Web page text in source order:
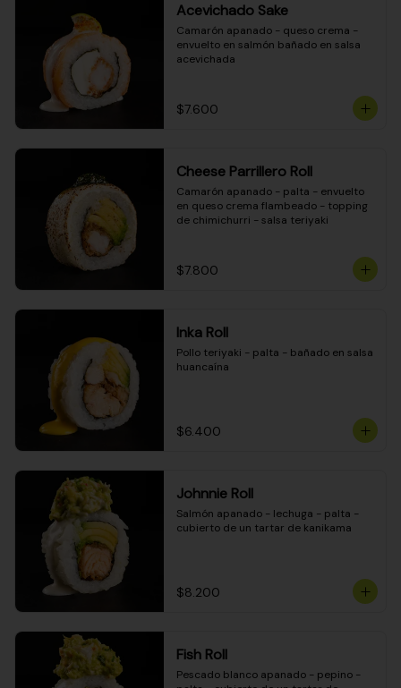
Acevichado Sake
Camarón apanado - queso crema -
envuelto en salmón bañado en salsa
acevichada
$7.600
Cheese Parrillero Roll
Camarón apanado - palta - envuelto
en queso crema flambeado - topping
de chimichurri - salsa teriyaki
$7.800
Inka Roll
Pollo teriyaki - palta - bañado en salsa
huancaína
$6.400
Johnnie Roll
Salmón apanado - lechuga - palta -
cubierto de un tartar de kanikama
$8.200
Fish Roll
Pescado blanco apanado - pepino -